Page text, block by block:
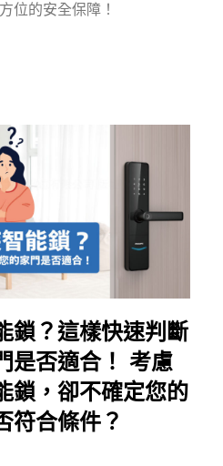
位的安全保障！
鎖？這樣快速判斷
是否適合！ 考慮
鎖，卻不確定您的
符合條件？